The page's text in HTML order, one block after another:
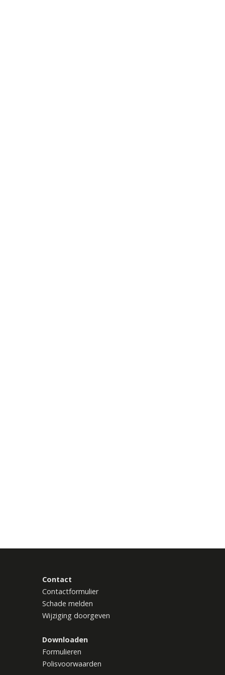
Contact
Contactformulier
Schade melden
Wijziging doorgeven
Downloaden
Formulieren
Polisvoorwaarden